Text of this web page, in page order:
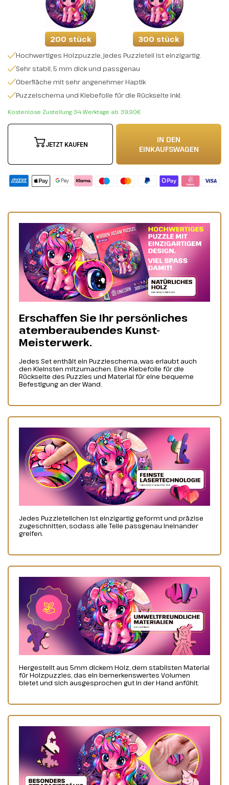
200 stück 300 stück
Hochwertiges Holzpuzzle, jedes Puzzleteil ist einzigartig.
Sehr stabil, 5 mm dick und passgenau
Oberfläche mit sehr angenehmer Haptik
Puzzelschema und Klebefolie für die Rückseite inkl.
Kostenlose Zustellung 3-4 Werktage ab 39,90€
JETZT KAUFEN
IN DEN
EINKAUFSWAGEN
Erschaffen Sie Ihr persönliches
atemberaubendes Kunst-
Meisterwerk.
Jedes Set enthält ein Puzzleschema, was erlaubt auch
den Kleinsten mitzumachen. Eine Klebefolie für die
Rückseite des Puzzles und Material für eine bequeme
Befestigung an der Wand.
Jedes Puzzleteilchen ist einzigartig geformt und präzise
zugeschnitten, sodass alle Teile passgenau ineinander
greifen.
Hergestellt aus 5mm dickem Holz, dem stabilsten Material
für Holzpuzzles, das ein bemerkenswertes Volumen
bietet und sich ausgesprochen gut in der Hand anfühlt.